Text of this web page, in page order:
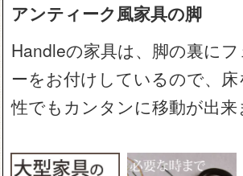
アンティーク風家具の脚
Handleの家具は、脚の裏に
ーをお付けしているので、
性でもカンタンに移動が出来